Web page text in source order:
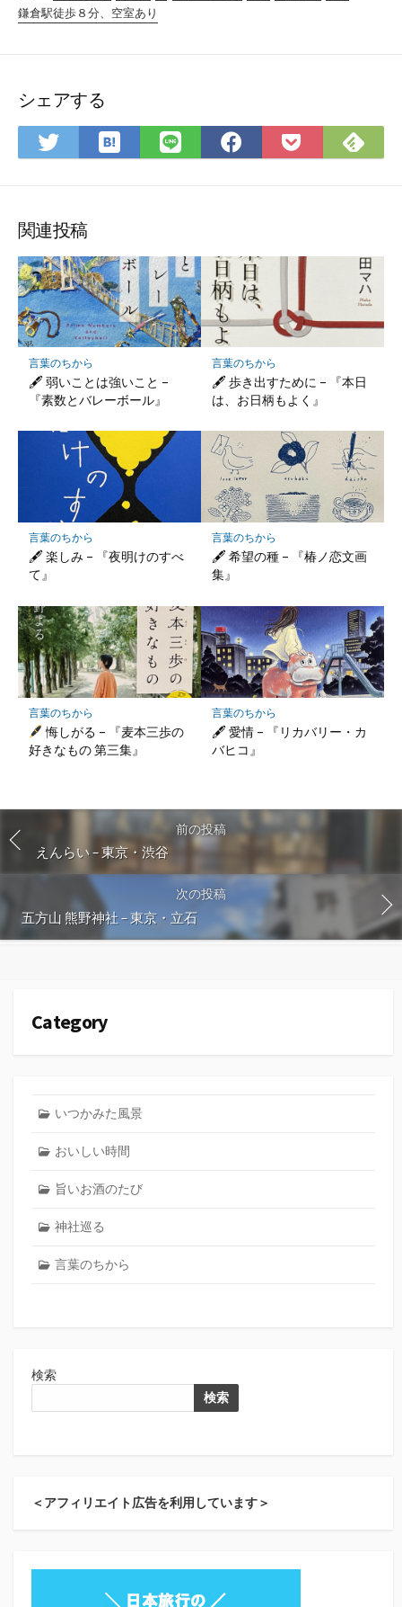
鎌倉駅徒歩８分、空室あり
シェアする
Twitter
で
ア
は
て
マ
ー
ク
に
保
存
LINE
で
Facebook
で
Pocket
に
で
関連投稿
言葉のちから
🖋 弱いことは強いこと –
『素数とバレーボール』
言葉のちから
🖋 歩き出すために – 『本日
は、お日柄もよく』
言葉のちから
🖋 楽しみ – 『夜明けのすべ
て』
言葉のちから
🖋 希望の種 – 『椿ノ恋文画
集』
言葉のちから
悔しがる – 『麦本三歩の
好きなもの 第三集』
言葉のちから
🖋 愛情 – 『リカバリー・カ
バヒコ』
前の投稿
えんらい – 東京・渋谷
次の投稿
五方山 熊野神社 – 東京・立石
Category
いつかみた風景
おいしい時間
旨いお酒のたび
神社巡る
言葉のちから
検索
検索
＜アフィリエイト広告を利用しています＞